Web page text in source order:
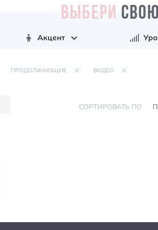
ВЫБЕРИ
Акцент
ПРОДОЛЖАЮЩИЕ ВИДЕО
СОРТИРОВАТЬ ПО